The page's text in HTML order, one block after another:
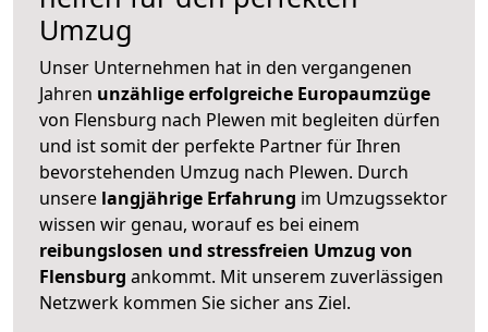
Umzug
Unser Unternehmen hat in den vergangenen
Jahren unzählige erfolgreiche Europaumzüge
von Flensburg nach Plewen mit begleiten dürfen
und ist somit der perfekte Partner für Ihren
bevorstehenden Umzug nach Plewen. Durch
unsere langjährige Erfahrung im Umzugssektor
wissen wir genau, worauf es bei einem
reibungslosen und stressfreien Umzug von
Flensburg ankommt. Mit unserem zuverlässigen
Netzwerk kommen Sie sicher ans Ziel.